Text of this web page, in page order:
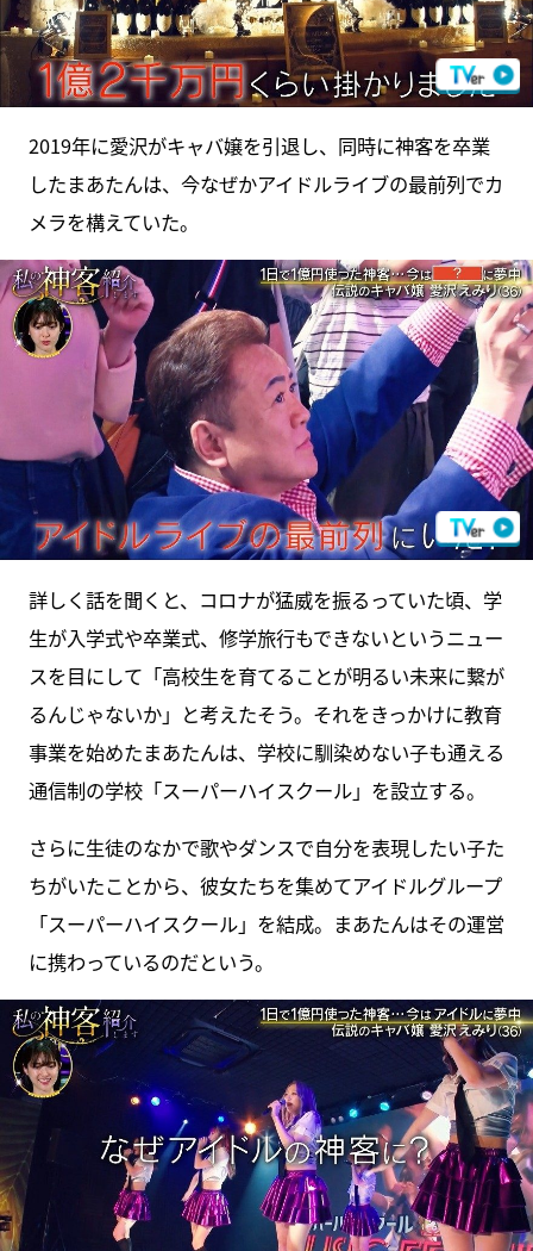
2019年に愛沢がキャバ嬢を引退し、同時に神客を卒業
したまあたんは、今なぜかアイドルライブの最前列でカ
メラを構えていた。
詳しく話を聞くと、コロナが猛威を振るっていた頃、学
生が入学式や卒業式、修学旅行もできないというニュー
スを目にして「高校生を育てることが明るい未来に繋が
るんじゃないか」と考えたそう。それをきっかけに教育
事業を始めたまあたんは、学校に馴染めない子も通える
通信制の学校「スーパーハイスクール」を設立する。
さらに生徒のなかで歌やダンスで自分を表現したい子た
ちがいたことから、彼女たちを集めてアイドルグループ
「スーパーハイスクール」を結成。まあたんはその運営
に携わっているのだという。